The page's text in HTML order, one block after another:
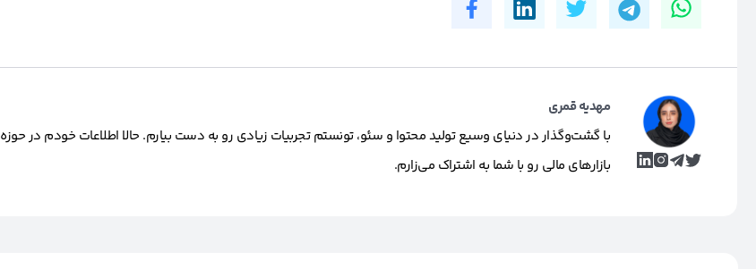
مهدیه قمری
با گشت‌وگذار در دنیای وسیع تولید محتوا و سئو، تونستم تجربیات زیادی رو به دست بیارم. حالا اطلاعات خودم در حوزه
بازارهای مالی رو با شما به اشتراک می‌زارم.